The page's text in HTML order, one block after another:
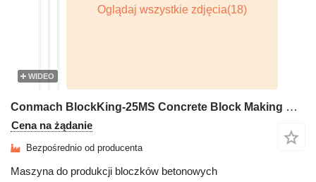
WIDEO
Conmach BlockKing-25MS Concrete Block Making Machine -12.000 units/shift
Cena na żądanie
Bezpośrednio od producenta
Maszyna do produkcji bloczków betonowych